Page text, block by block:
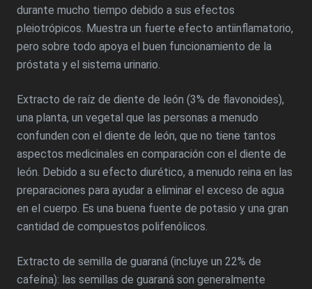
durante mucho tiempo debido a sus efectos
pleiotrópicos. Muestra un fuerte efecto antiinflamatorio,
pero sobre todo apoya el buen funcionamiento de la
próstata y el sistema urinario.
Extracto de raíz de diente de león (3% de flavonoides),
una planta, un vegetal que las personas a menudo
confunden con el diente de león, que no tiene tantos
aspectos medicinales en comparación con el diente de
león. Debido a su efecto diurético, a menudo reina en las
preparaciones para ayudar a eliminar el exceso de agua
en el cuerpo. Es una buena fuente de potasio y una gran
cantidad de compuestos polifenólicos.
Extracto de semilla de guaraná (incluye un 22% de
cafeína): las semillas de guaraná son generalmente